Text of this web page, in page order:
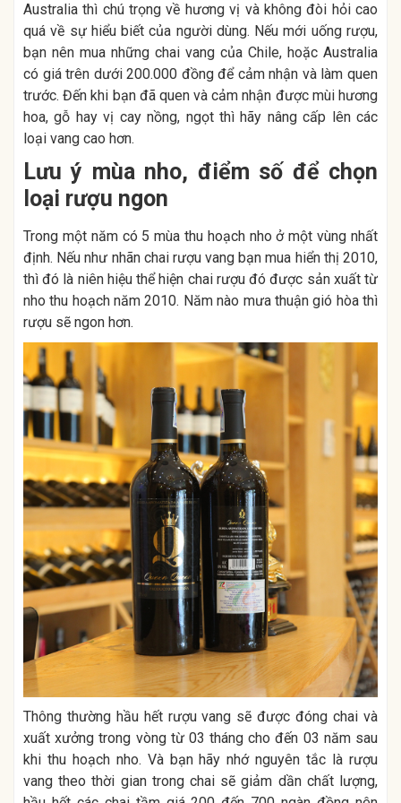
Australia thì chú trọng về hương vị và không đòi hỏi cao
quá về sự hiểu biết của người dùng. Nếu mới uống rượu,
bạn nên mua những chai vang của Chile, hoặc Australia
có giá trên dưới 200.000 đồng để cảm nhận và làm quen
trước. Đến khi bạn đã quen và cảm nhận được mùi hương
hoa, gỗ hay vị cay nồng, ngọt thì hãy nâng cấp lên các
loại vang cao hơn.
Lưu ý mùa nho, điểm số để chọn
loại rượu ngon
Trong một năm có 5 mùa thu hoạch nho ở một vùng nhất
định. Nếu như nhãn chai rượu vang bạn mua hiển thị 2010,
thì đó là niên hiệu thể hiện chai rượu đó được sản xuất từ
nho thu hoạch năm 2010. Năm nào mưa thuận gió hòa thì
rượu sẽ ngon hơn.
Thông thường hầu hết rượu vang sẽ được đóng chai và
xuất xưởng trong vòng từ 03 tháng cho đến 03 năm sau
khi thu hoạch nho. Và bạn hãy nhớ nguyên tắc là rượu
vang theo thời gian trong chai sẽ giảm dần chất lượng,